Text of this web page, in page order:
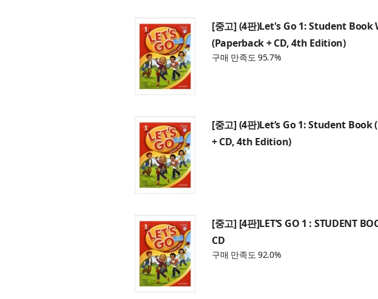
[중고] (4판)Let's Go 1: Student Book
(Paperback + CD, 4th Edition)
구매 만족도 95.7%
[중고] (4판)Let‘s Go 1: Student Book
+ CD, 4th Edition)
[중고] [4판]LET’S GO 1 : STUDENT
CD
구매 만족도 92.0%